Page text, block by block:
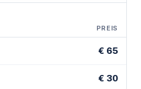
PREIS
€ 65
€ 30